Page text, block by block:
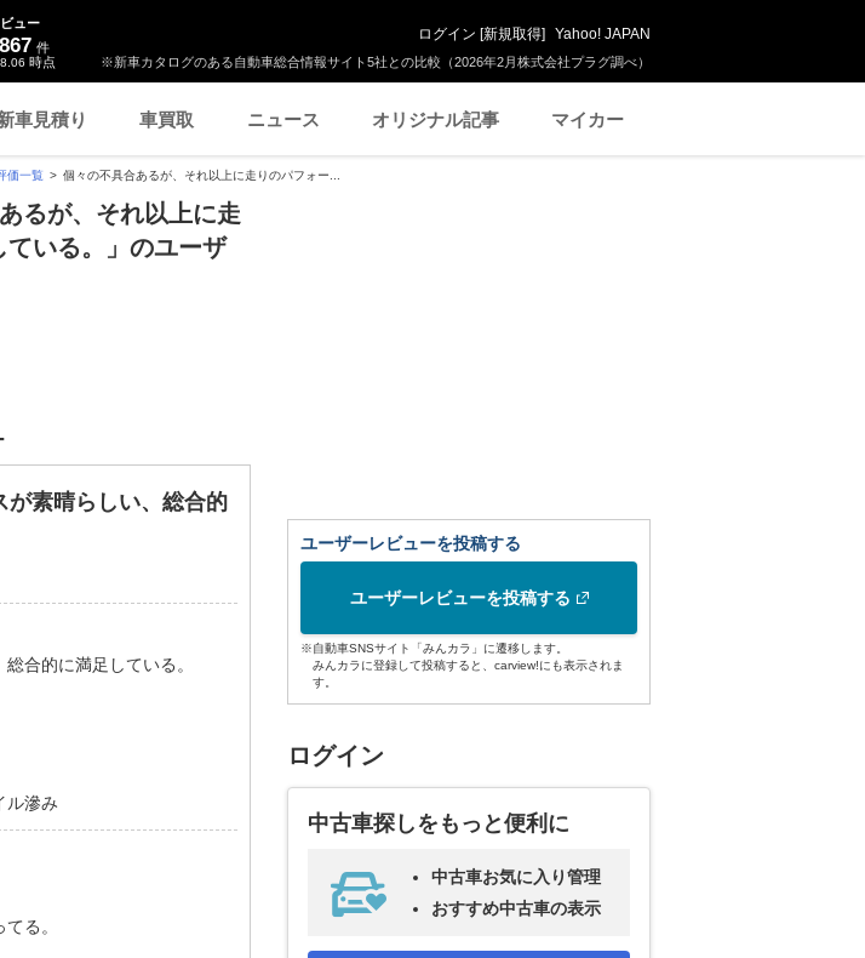
※新車カタログのある自動車総合情報サイト5社との比較（2026年2月株式会社プラグ調べ）
ュー
件
時点
ログイン [新規取得] Yahoo! JAPAN
車見積り 車買取 ニュース オリジナル記事 マイカー
価一覧 個々の不具合あるが、それ以上に走りのパフォー...
るが、それ以上に走
ている。」のユーザ
が素晴らしい、総合的
合的に満足している。
ル滲み
る。
ユーザーレビューを投稿する
ユーザーレビューを投稿する
※自動車SNSサイト「みんカラ」に遷移します。
みんカラに登録して投稿すると、carview!にも表示されま
す。
ログイン
中古車探しをもっと便利に
中古車お気に入り管理
おすすめ中古車の表示